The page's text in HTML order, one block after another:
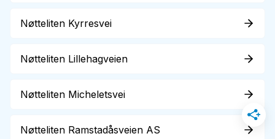
Nøtteliten Kyrresvei
Nøtteliten Lillehagveien
Nøtteliten Micheletsvei
Nøtteliten Ramstadåsveien AS